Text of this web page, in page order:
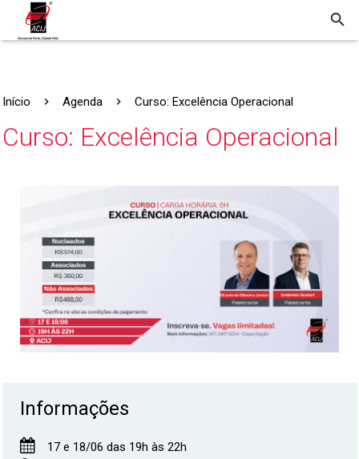
Início Agenda Curso: Excelência Operacional
Curso: Excelência Operacional
Informações
17 e 18/06 das 19h às 22h